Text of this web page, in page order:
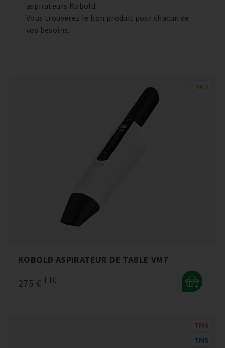
aspirateurs Kobold.
Vous trouverez le bon produit pour chacun de
vos besoins.
VK7
KOBOLD ASPIRATEUR DE TABLE VM7
275 € TTC
+
TM6
TM5